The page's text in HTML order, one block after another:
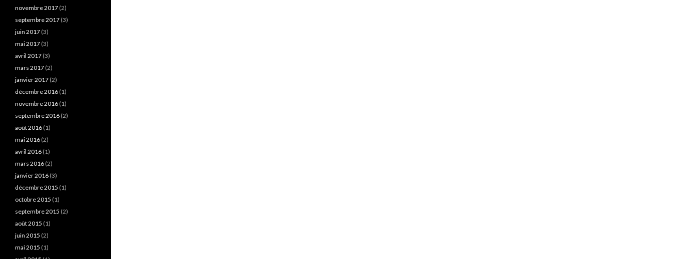
novembre 2017 (2)
septembre 2017 (3)
juin 2017 (3)
mai 2017 (3)
avril 2017 (3)
mars 2017 (2)
janvier 2017 (2)
décembre 2016 (1)
novembre 2016 (1)
septembre 2016 (2)
août 2016 (1)
mai 2016 (2)
avril 2016 (1)
mars 2016 (2)
janvier 2016 (3)
décembre 2015 (1)
octobre 2015 (1)
septembre 2015 (2)
août 2015 (1)
juin 2015 (2)
mai 2015 (1)